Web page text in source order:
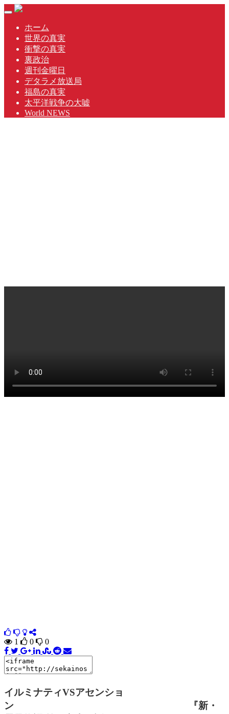
Skip
content
Toggle
navigationホーム
世界の真実
衝撃の真実
裏政治
週刊金曜日
デタラメ放送局
福島の真実
太平洋戦争の大嘘
World NEWS
1 0 0
イルミナティVSアセンショ
ン 『新・